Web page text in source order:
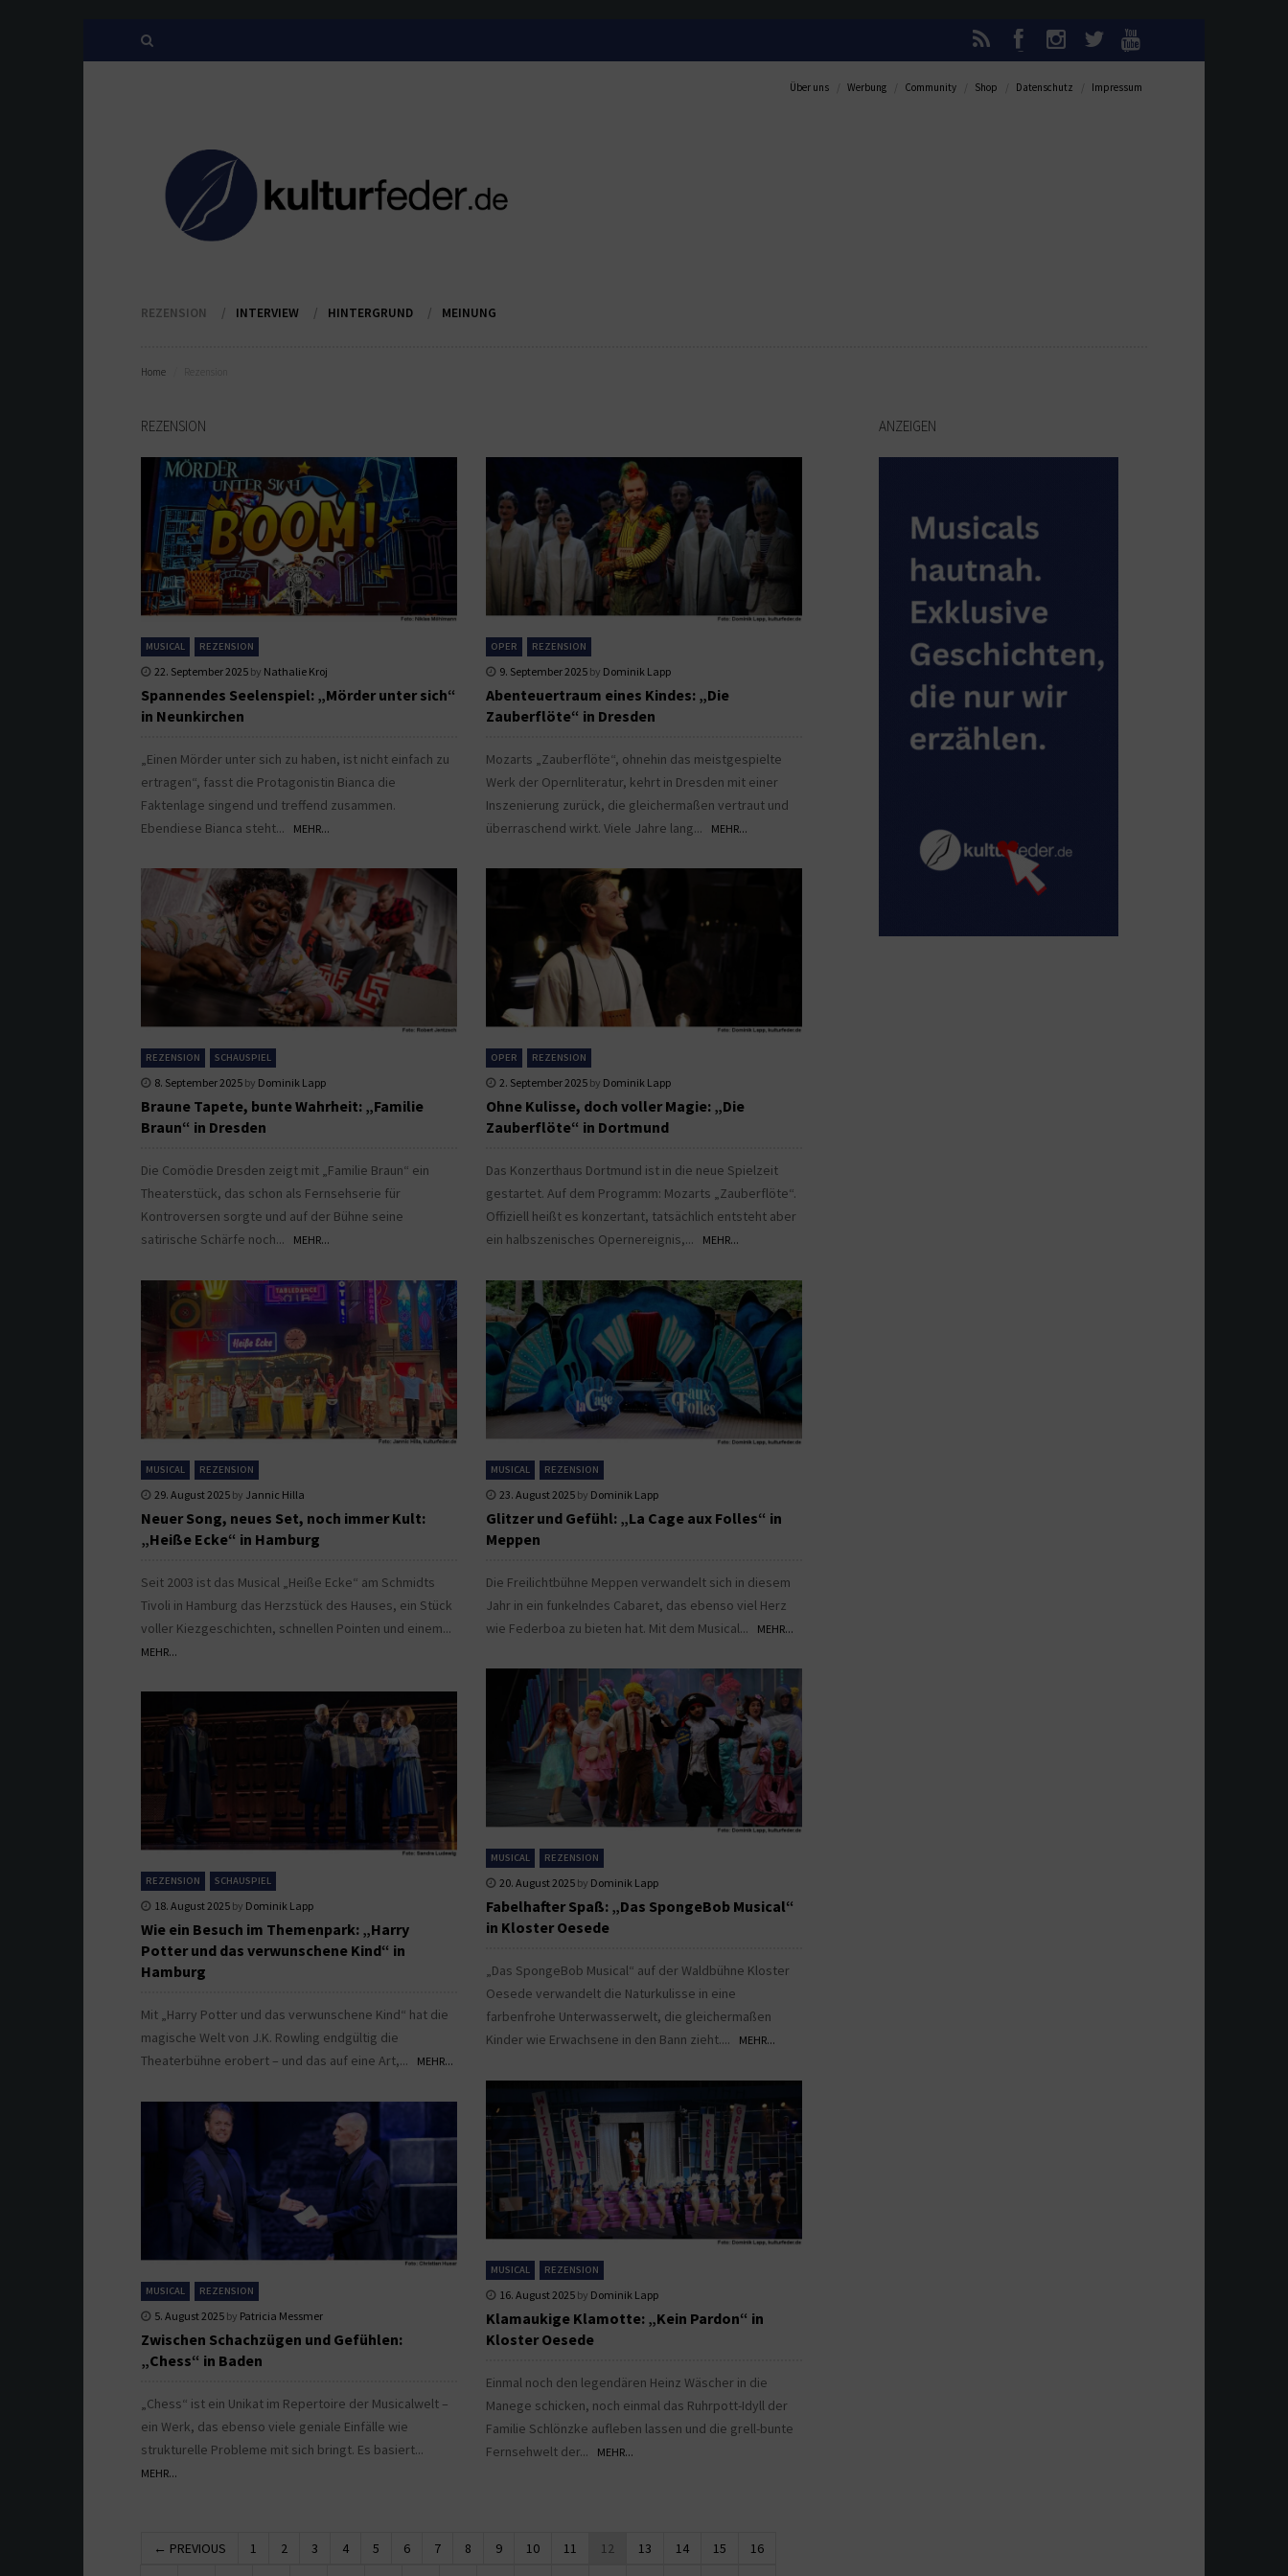
Über uns Werbung Community Shop Datenschutz Impressum
REZENSION INTERVIEW HINTERGRUND MEINUNG
Home
REZENSION
MUSICAL REZENSION
22. September 2025 by Nathalie Kroj
Spannendes Seelenspiel: „Mörder unter sich“
in Neunkirchen
„Einen Mörder unter sich zu haben, ist nicht einfach zu
ertragen“, fasst die Protagonistin Bianca die
Faktenlage singend und treffend zusammen.
Ebendiese Bianca steht...
MEHR...
OPER REZENSION
9. September 2025 by Dominik Lapp
Abenteuertraum eines Kindes: „Die
Zauberflöte“ in Dresden
Mozarts „Zauberflöte“, ohnehin das meistgespielte
Werk der Opernliteratur, kehrt in Dresden mit einer
Inszenierung zurück, die gleichermaßen vertraut und
überraschend wirkt. Viele Jahre lang...
MEHR...
REZENSION SCHAUSPIEL
8. September 2025 by Dominik Lapp
Braune Tapete, bunte Wahrheit: „Familie
Braun“ in Dresden
Die Comödie Dresden zeigt mit „Familie Braun“ ein
Theaterstück, das schon als Fernsehserie für
Kontroversen sorgte und auf der Bühne seine
satirische Schärfe noch...
MEHR...
OPER REZENSION
2. September 2025 by Dominik Lapp
Ohne Kulisse, doch voller Magie: „Die
Zauberflöte“ in Dortmund
Das Konzerthaus Dortmund ist in die neue Spielzeit
gestartet. Auf dem Programm: Mozarts „Zauberflöte“.
Offiziell heißt es konzertant, tatsächlich entsteht aber
ein halbszenisches Opernereignis,...
MEHR...
MUSICAL REZENSION
29. August 2025 by Jannic Hilla
Neuer Song, neues Set, noch immer Kult:
„Heiße Ecke“ in Hamburg
Seit 2003 ist das Musical „Heiße Ecke“ am Schmidts
Tivoli in Hamburg das Herzstück des Hauses, ein Stück
voller Kiezgeschichten, schnellen Pointen und einem...
MEHR...
MUSICAL REZENSION
23. August 2025 by Dominik Lapp
Glitzer und Gefühl: „La Cage aux Folles“ in
Meppen
Die Freilichtbühne Meppen verwandelt sich in diesem
Jahr in ein funkelndes Cabaret, das ebenso viel Herz
wie Federboa zu bieten hat. Mit dem Musical...
MEHR...
MUSICAL REZENSION
20. August 2025 by Dominik Lapp
Fabelhafter Spaß: „Das SpongeBob Musical“
in Kloster Oesede
„Das SpongeBob Musical“ auf der Waldbühne Kloster
Oesede verwandelt die Naturkulisse in eine
farbenfrohe Unterwasserwelt, die gleichermaßen
Kinder wie Erwachsene in den Bann zieht....
MEHR...
REZENSION SCHAUSPIEL
18. August 2025 by Dominik Lapp
Wie ein Besuch im Themenpark: „Harry
Potter und das verwunschene Kind“ in
Hamburg
Mit „Harry Potter und das verwunschene Kind“ hat die
magische Welt von J.K. Rowling endgültig die
Theaterbühne erobert – und das auf eine Art,...
MEHR...
MUSICAL REZENSION
16. August 2025 by Dominik Lapp
Klamaukige Klamotte: „Kein Pardon“ in
Kloster Oesede
Einmal noch den legendären Heinz Wäscher in die
Manege schicken, noch einmal das Ruhrpott-Idyll der
Familie Schlönzke aufleben lassen und die grell-bunte
Fernsehwelt der...
MEHR...
MUSICAL REZENSION
5. August 2025 by Patricia Messmer
Zwischen Schachzügen und Gefühlen:
„Chess“ in Baden
„Chess“ ist ein Unikat im Repertoire der Musicalwelt –
ein Werk, das ebenso viele geniale Einfälle wie
strukturelle Probleme mit sich bringt. Es basiert...
MEHR...
← PREVIOUS 1 2 3 4 5 6 7 8 9 10 11 12 13 14 15
16
ANZEIGEN